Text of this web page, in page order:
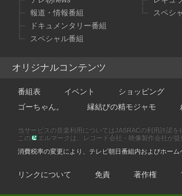
報道・情報番組
ドキュメンタリー番組
スペシャル番組
スペシ
オリジナルコンテンツ
番組表 イベント ショッピング
ゴーちゃん。
縁結びの精モジャモ
当サービスの音楽利用についてはJASRACの利用許諾
この
エルマークは、レコード会社・映像製作会社が
消費税率の変更により、テレビ朝日番組内およびホー
リンクについて 免責 著作権